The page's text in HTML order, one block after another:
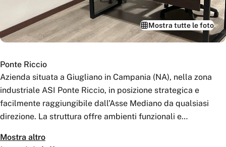
Mostra tutte le foto
Ponte Riccio
Azienda situata a Giugliano in Campania (NA), nella zona
industriale ASI Ponte Riccio, in posizione strategica e
facilmente raggiungibile dall’Asse Mediano da qualsiasi
direzione. La struttura offre ambienti funzionali e
uffici privati, ideali per attività direzionali, incontri di lavoro e
Mostra altro